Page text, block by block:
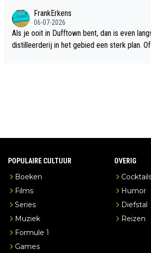
FrankErkens
06-07-2026
Als je ooit in Dufftown bent, dan is even
distilleerderij in het gebied een sterk plan. Of beter nog; plan ee
POPULAIRE CULTUUR
Boeken
Films
Series
Muziek
Formule 1
Games
OVERIG
Humor
Diefstal
Reizen